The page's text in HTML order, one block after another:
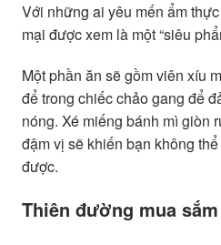
Với những ai yêu mến ẩm
mại được xem là một “siêu
Một phần ăn sẽ gồm viên xíu
để trong chiếc chảo gang để
nóng. Xé miếng bánh mì giòn
đậm vị sẽ khiến bạn không
được.
Thiên đường mua sắm